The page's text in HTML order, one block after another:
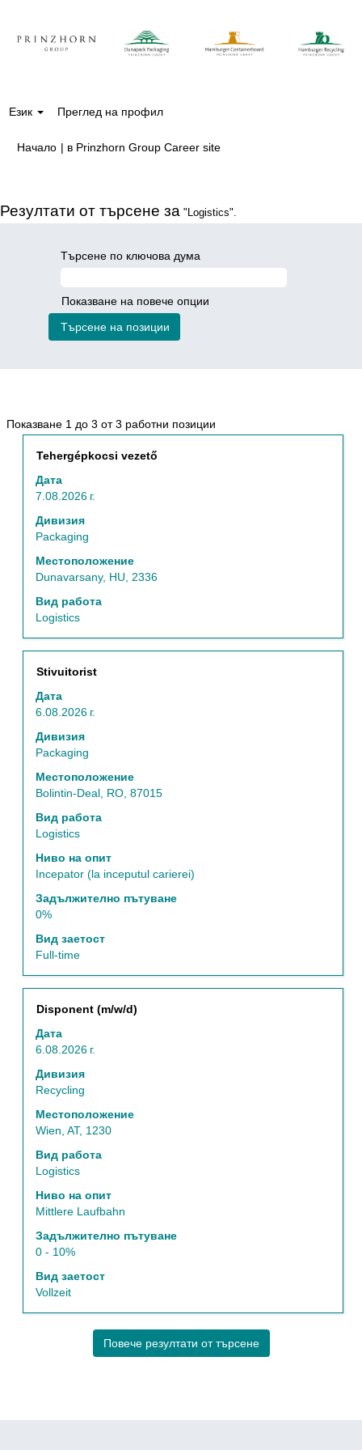
Език Преглед на профил
Начало | в Prinzhorn Group Career site(настояща
Резултати от търсене за "Logistics".
Търсене по ключова дума
Показване на повече опции
Показване 1 до 3 от 3 работни позиции
от
клавиш
Позиция
Tehergépkocsi vezető
Дата
7.08.2026 г.
Дивизия
Packaging
Местоположение
Dunavarsany, HU, 2336
Вид работа
Logistics
Изберете
бутона
за
интервал,
за
прегледате
пълното
съдържание
на
за
задание.
Позиция
Stivuitorist
Дата
6.08.2026 г.
Дивизия
Packaging
Местоположение
Bolintin-Deal, RO, 87015
Вид работа
Logistics
Ниво на опит
Incepator (la inceputul carierei)
Задължително пътуване
0%
Вид заетост
Full-time
Изберете
бутона
за
интервал,
за
прегледате
пълното
съдържание
на
за
задание.
Позиция
Disponent (m/w/d)
Дата
6.08.2026 г.
Дивизия
Recycling
Местоположение
Wien, AT, 1230
Вид работа
Logistics
Ниво на опит
Mittlere Laufbahn
Задължително пътуване
0 - 10%
Вид заетост
Vollzeit
Изберете
бутона
за
интервал,
за
прегледате
пълното
съдържание
на
за
задание.
Повече резултати от търсене